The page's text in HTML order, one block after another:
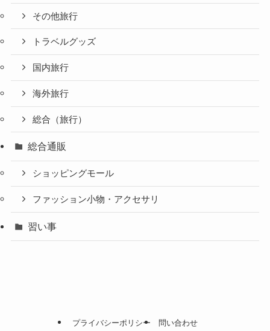
その他旅行
トラベルグッズ
国内旅行
海外旅行
総合（旅行）
総合通販
ショッピングモール
ファッション小物・アクセサリ
習い事
プライバシーポリシー 問い合わせ